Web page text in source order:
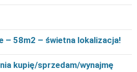
– 58m2 – świetna lokalizacja!
kupię/sprzedam/wynajmę